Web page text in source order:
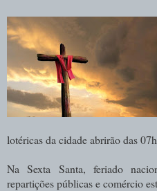
lotéricas da cidade abrirão das
Na Sexta Santa, feriado
repartições públicas e comércio